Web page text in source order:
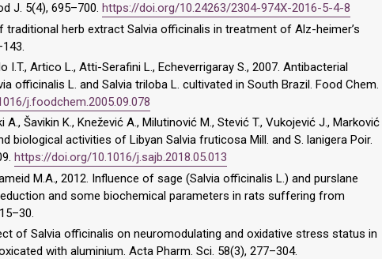
J. 5(4), 695–700. https://doi.org/10.24263/2304-974X-2016-5-4-8
traditional herb extract Salvia officinalis in treatment of Alz-heimer’s
I.T., Artico L., Atti-Serafini L., Echeverrigaray S., 2007. Antibacterial
officinalis L. and Salvia triloba L. cultivated in South Brazil. Food Chem.
j.foodchem.2005.09.078
Šavikin K., Knežević A., Milutinović M., Stević T., Vukojević J., Marković
biological activities of Libyan Salvia fruticosa Mill. and S. lanigera Poir.
https://doi.org/10.1016/j.sajb.2018.05.013
M.A., 2012. Influence of sage (Salvia officinalis L.) and purslane
and some biochemical parameters in rats suffering from
of Salvia officinalis on neuromodulating and oxidative stress status in
with aluminium. Acta Pharm. Sci. 58(3), 277–304.